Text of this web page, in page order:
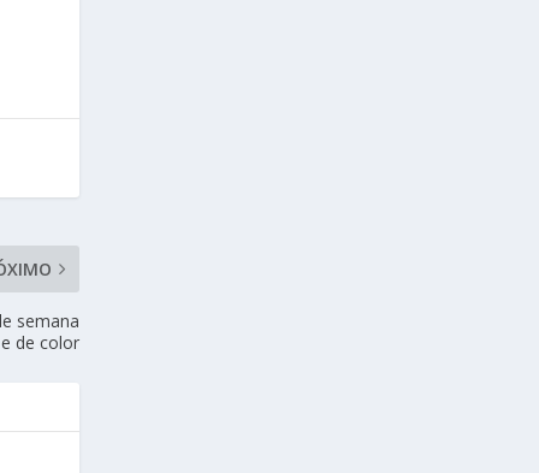
semana
de color